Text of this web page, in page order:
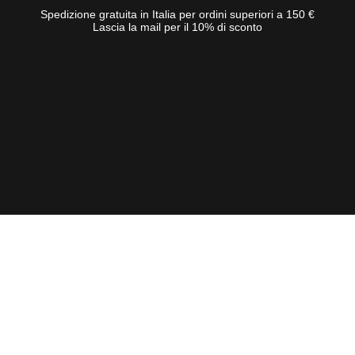
Spedizione gratuita in Italia per ordini superiori a 150 €
Lascia la mail per il 10% di sconto